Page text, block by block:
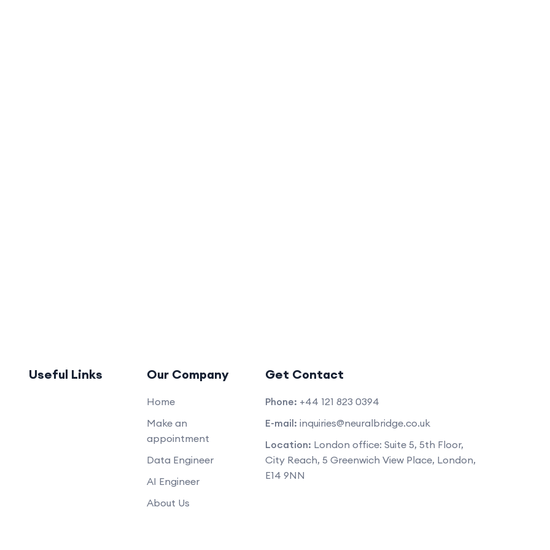
Useful Links Our Company
Home
Make an
appointment
Data Engineer
AI Engineer
About Us
Get Contact
Phone: +44 121 823 0394
E-mail: inquiries@neuralbridge.co.uk
Location: London office: Suite 5, 5th Floor,
City Reach, 5 Greenwich View Place, London,
E14 9NN